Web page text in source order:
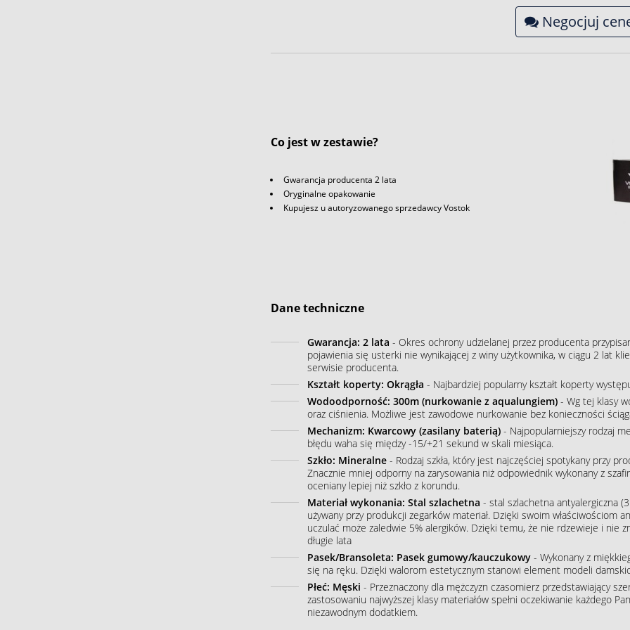
Negocjuj
Co jest w zestawie?
Gwarancja producenta 2 lata
Oryginalne opakowanie
Kupujesz u autoryzowanego sprzedawcy Vostok
Dane techniczne
Gwarancja: 2 lata - Okres ochrony udzielanej przez producenta
pojawienia się usterki nie wynikającej z winy użytkownika, w ciągu 2 lat
serwisie producenta.
Kształt koperty: Okrągła - Najbardziej popularny kształt koperty
Wodoodporność: 300m (nurkowanie z aqualungiem)- Wg tej klasy
oraz ciśnienia. Możliwe jest zawodowe nurkowanie bez konieczności
Mechanizm: Kwarcowy (zasilany baterią)- Najpopularniejszy rodzaj
błędu waha się między -15/+21 sekund w skali miesiąca.
Szkło: Mineralne- Rodzaj szkła, który jest najczęściej spotykany przy
Znacznie mniej odporny na zarysowania niż odpowiednik wykonany z
oceniany lepiej niż szkło z korundu.
Materiał wykonania: Stal szlachetna - stal szlachetna antyalergiczna
używany przy produkcji zegarków materiał. Dzięki swoim właściwościom
uczulać może zaledwie 5% alergików. Dzięki temu, że nie rdzewieje i nie
długie lata
Pasek/Bransoleta: Pasek gumowy/kauczukowy- Wykonany z
się na ręku. Dzięki walorom estetycznym stanowi element modeli
Płeć: Męski - Przeznaczony dla mężczyzn czasomierz przedstawiający
zastosowaniu najwyższej klasy materiałów spełni oczekiwanie każdego
niezawodnym dodatkiem.